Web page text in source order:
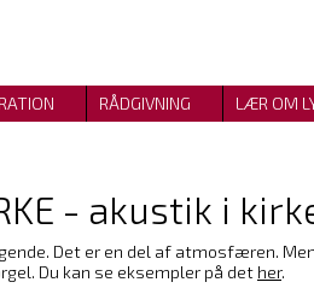
- akustik i
Det er en del af atmosfæren.
Du kan se eksempler på det her.
RÅDGIVNING LÆR OM